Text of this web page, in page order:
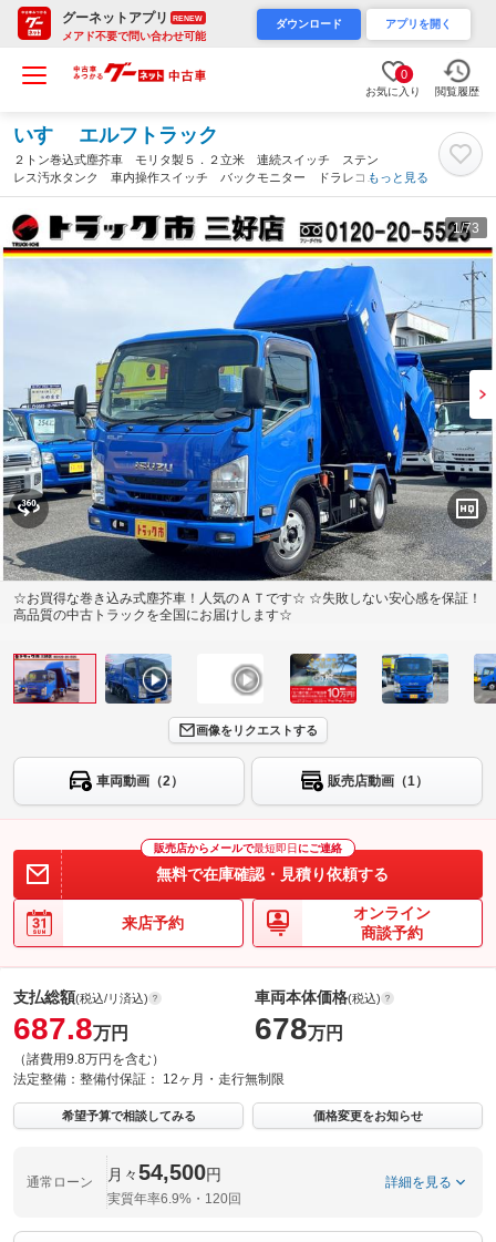
グーネットアプリ RENEW
メアド不要で問い合わせ可能
ダウンロード アプリを開く
0
お気に入り 閲覧履歴
いすゞ エルフトラック
２トン巻込式塵芥車 モリタ製５．２立米 連続スイッチ ステン
レス汚水タンク 車内操作スイッチ バックモニター ドラレコ付
き 電動格納ミラー キーレス ＡＴ車（愛知県）
もっと見る
1/73
☆お買得な巻き込み式塵芥車！人気のＡＴです☆ ☆失敗しない安心感を保証！
高品質の中古トラックを全国にお届けします☆
画像をリクエストする
車両動画（2） 販売店動画（1）
販売店からメールで最短即日 にご連絡
無料で在庫確認・見積り依頼する
来店予約
オンライン
商談予約
支払総額(税込/リ済込)
687.8万円
（諸費用9.8万円を含む）
車両本体価格(税込)
678万円
法定整備： 整備付保証： 12ヶ月・走行無制限
希望予算で相談してみる 価格変更をお知らせ
通常ローン 月々54,500円
実質年率6.9%・120回
詳細を見る